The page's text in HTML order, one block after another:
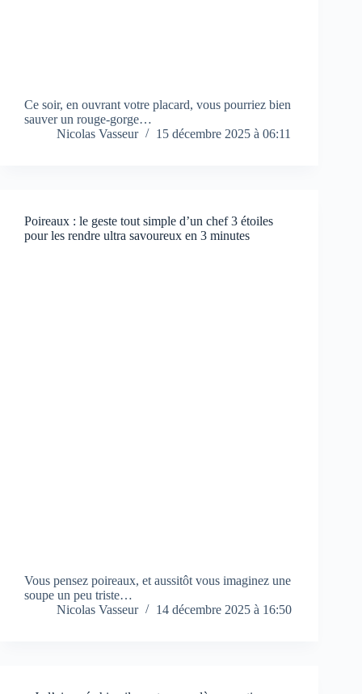
Ce soir, en ouvrant votre placard, vous pourriez bien
sauver un rouge-gorge…
Nicolas Vasseur
15 décembre 2025 à 06:11
Poireaux : le geste tout simple d’un chef 3 étoiles
pour les rendre ultra savoureux en 3 minutes
Vous pensez poireaux, et aussitôt vous imaginez une
soupe un peu triste…
Nicolas Vasseur
14 décembre 2025 à 16:50